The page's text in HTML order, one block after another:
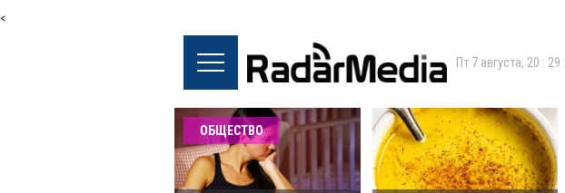
<
Пт 7 августа, 20 : 29 :
ОБЩЕСТВО